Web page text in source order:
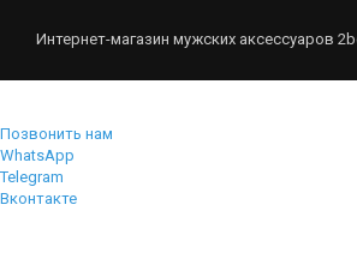
Интернет-магазин мужских аксессуаров
Позвонить нам
WhatsApp
Telegram
Вконтакте